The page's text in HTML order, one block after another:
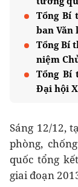
Tổng Bí
ban
Tổng Bí
niệm
Tổng Bí
Đại hội
Sáng 12/12,
phòng,
quốc tổng
giai đoạn